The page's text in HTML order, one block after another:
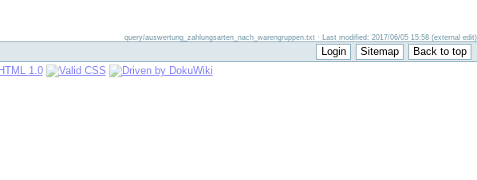
query/auswertung_zahlungsarten_nach_warengruppen.txt · Last modified: 2017/06/05 15:58 (external edit)